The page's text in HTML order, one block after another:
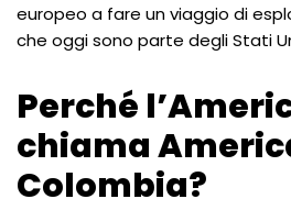
europeo a fare un viaggio di
che oggi sono parte degli Stati
Perché
chiama
Colombia?